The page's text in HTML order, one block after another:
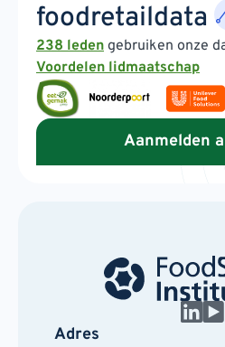
foodretaildata
238 leden gebruiken onze
Voordelen lidmaatschap
Aanmelden
Adres